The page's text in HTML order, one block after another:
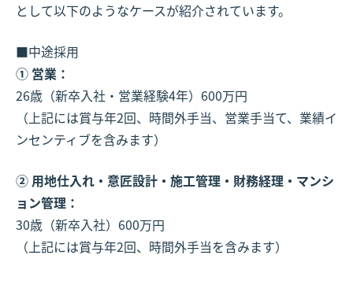
として以下のようなケースが紹介されています。
■中途採用
① 営業：
26歳（新卒入社・営業経験4年）600万円
（上記には賞与年2回、時間外手当、営業手当て、業績イ
ンセンティブを含みます）
② 用地仕入れ・意匠設計・施工管理・財務経理・マンシ
ョン管理：
30歳（新卒入社）600万円
（上記には賞与年2回、時間外手当を含みます）